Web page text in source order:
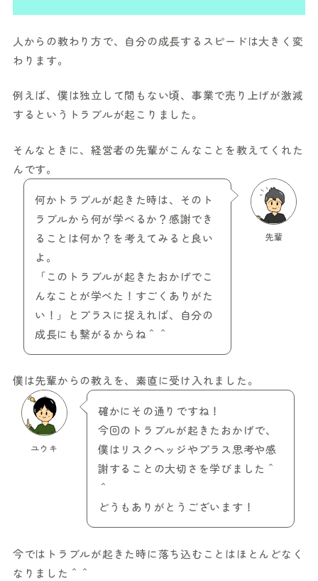
人からの教わり方で、自分の成長するスピードは大きく変
わります。
例えば、僕は独立して間もない頃、事業で売り上げが激減
するというトラブルが起こりました。
そんなときに、経営者の先輩がこんなことを教えてくれた
んです。
先輩
何かトラブルが起きた時は、そのト
ラブルから何が学べるか？感謝でき
ることは何か？を考えてみると良い
よ。
「このトラブルが起きたおかげでこ
んなことが学べた！すごくありがた
い！」とプラスに捉えれば、自分の
成長にも繋がるからね＾＾
僕は先輩からの教えを、素直に受け入れました。
ユウキ
確かにその通りですね！
今回のトラブルが起きたおかげで、
僕はリスクヘッジやプラス思考や感
謝することの大切さを学びました＾
＾
どうもありがとうございます！
今ではトラブルが起きた時に落ち込むことはほとんどなく
なりました＾＾